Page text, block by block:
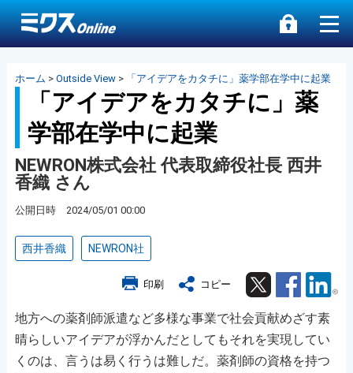
ホーム > Outside View> 「アイデアをカタチに」薬学部在学中に起業
「アイデアをカタチに」薬
学部在学中に起業
NEWRON株式会社 代表取締役社長 西井
香織 さん
公開日時 2024/05/01 00:00
西井香織 NEWRON社
印刷 コピー Twitter Facebook
地方への薬剤師派遣など多様な事業で社会貢献めざす素
晴らしいアイデアが浮かんだとしてもそれを実現してい
くのは、言うは易く行うは難しだ。薬剤師の資格を持つ